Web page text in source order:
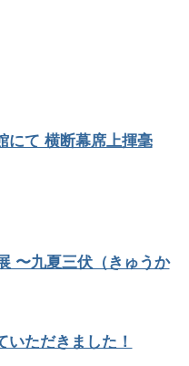
にて 横断幕席上揮毫
〜九夏三伏（きゅうか
いただきました！